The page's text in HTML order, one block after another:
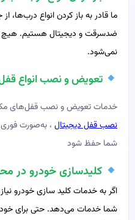
ما قادر به باز کردن انواع درب‌ها،
ضدسرقت و دیجیتال هستیم. هیچ
نمی‌شود.
تعویض و نصب انواع
خدمات تعویض و نصب قفل‌های
نصب قفل دیجیتال ، به‌صورت
شما حفظ شود
کلیدسازی خودرو در
اگر به خدمات کلید سازی خودرو
شما خدمات می‌دهد. حتی برای